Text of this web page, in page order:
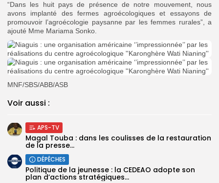
“Dans les huit pays de présence de notre mouvement, nous
avons implanté des fermes agroécologiques et essayons de
promouvoir l’agroécologie paysanne par les femmes rurales”, a
ajouté Mme Mariama Sonko.
MNF/SBS/ABB/ASB
Voir aussi :
APS-TV
Magal Touba : dans les coulisses de la restauration
de la presse...
DÉPÊCHES
Politique de la jeunesse : la CEDEAO adopte son
plan d’actions stratégiques...